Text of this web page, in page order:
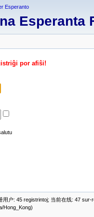
Esperanto
Esperanta
por afiŝi!
户: 45 registrintoj; 当前在线: 47
Hong_Kong)